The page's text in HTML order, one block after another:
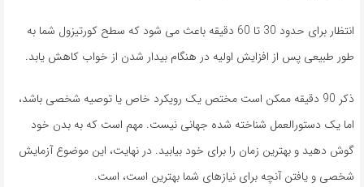
انتظار برای حدود 30 تا 60 دقیقه باعث می شود که سطح کورتیزول شما به
طور طبیعی پس از افزایش اولیه در هنگام بیدار شدن از خواب کاهش یابد.
ذکر 90 دقیقه ممکن است مختص یک رویکرد خاص یا توصیه شخصی باشد،
اما یک دستورالعمل شناخته شده جهانی نیست. مهم است که به بدن خود
گوش دهید و بهترین زمان را برای خود بیابید. در نهایت، این موضوع آزمایش
شخصی و یافتن آنچه برای نیازهای شما بهترین است، است.